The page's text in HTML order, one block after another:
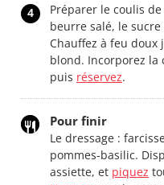
4
Préparer le coulis
beurre salé, le sucre
Chauffez à feu doux
blond. Incorporez la
puis réservez.
Pour finir
Le dressage :
pommes-basilic.
assiette, et piquez